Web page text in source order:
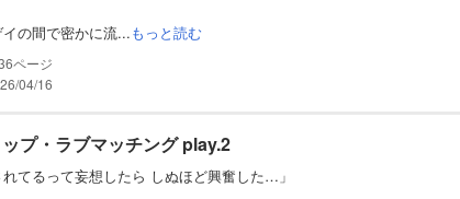
の間で密かに流...もっと読む
04/16
プ・ラブマッチング play.2
れてるって妄想したら しぬほど興奮した…」